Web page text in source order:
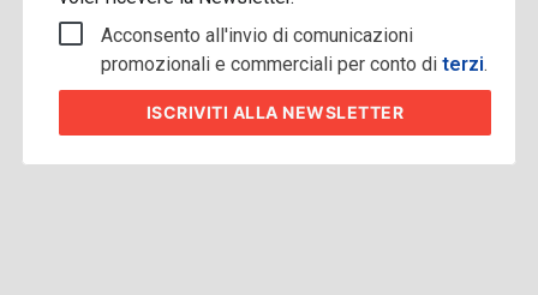
Acconsento all'invio di comunicazioni
promozionali e commerciali per conto diterzi.
ISCRIVITI ALLA NEWSLETTER